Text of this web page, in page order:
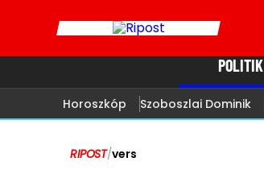
POLITIK
Horoszkóp Szoboszlai Dominik
RIPOST/vers